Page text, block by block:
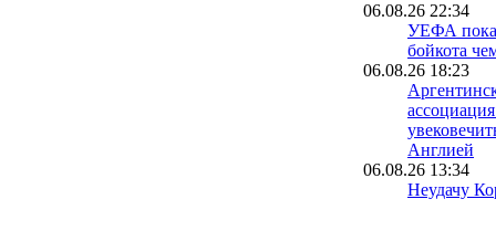
06.08.26 22:34
УЕФА пока
бойкота
06.08.26 18:23
Англией
06.08.26 13:34
Неудачу